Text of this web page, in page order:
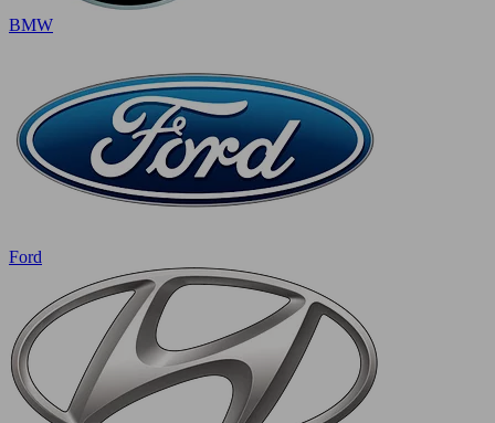
BMW
Ford